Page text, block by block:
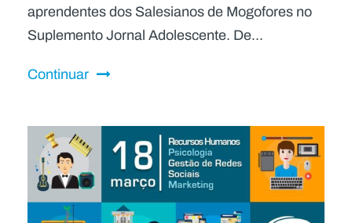
aprendentes dos Salesianos de Mogofores no
Suplemento Jornal Adolescente. De...
Continuar